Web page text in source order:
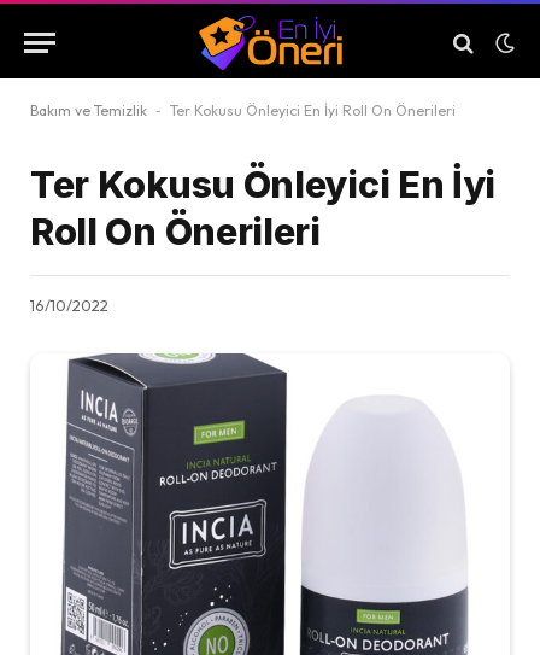
Bakım ve Temizlik - Ter Kokusu Önleyici En İyi Roll On Önerileri
Ter Kokusu Önleyici En İyi
Roll On Önerileri
16/10/2022